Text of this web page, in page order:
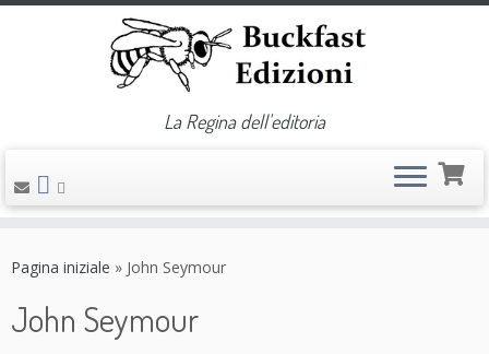
La Regina dell'editoria
Pagina iniziale » John Seymour
John Seymour